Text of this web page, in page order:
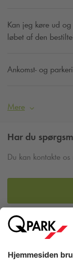
Kan jeg køre ud
løbet af den
Ankomst- og
Mere
Har du
Du kan kontakte